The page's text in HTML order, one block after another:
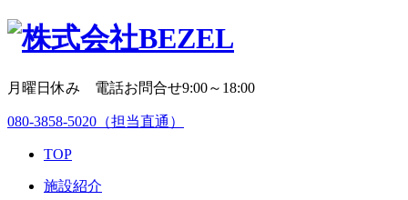
月曜日休み 電話お問合せ9:00～18:00
080-3858-5020 （担当直通）
TOP
施設紹介